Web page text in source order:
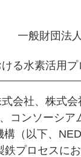
一般財団法
る水素活用
会社、株式
コンソーシア
（以下、
プロセスに